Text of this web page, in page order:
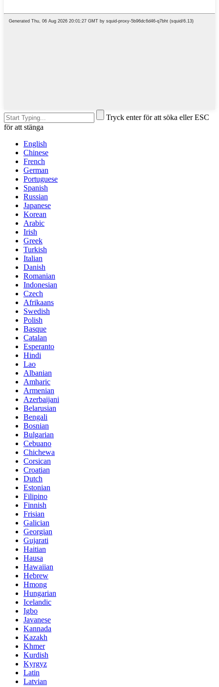
Tryck enter för att söka eller ESC
för att stänga
English
Chinese
French
German
Portuguese
Spanish
Russian
Japanese
Korean
Arabic
Irish
Greek
Turkish
Italian
Danish
Romanian
Indonesian
Czech
Afrikaans
Swedish
Polish
Basque
Catalan
Esperanto
Hindi
Lao
Albanian
Amharic
Armenian
Azerbaijani
Belarusian
Bengali
Bosnian
Bulgarian
Cebuano
Chichewa
Corsican
Croatian
Dutch
Estonian
Filipino
Finnish
Frisian
Galician
Georgian
Gujarati
Haitian
Hausa
Hawaiian
Hebrew
Hmong
Hungarian
Icelandic
Igbo
Javanese
Kannada
Kazakh
Khmer
Kurdish
Kyrgyz
Latin
Latvian